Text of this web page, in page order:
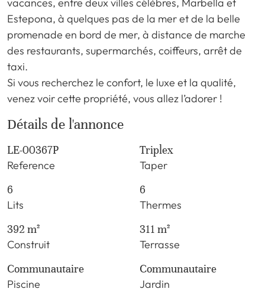
vacances, entre deux villes célèbres, Marbella et
Estepona, à quelques pas de la mer et de la belle
promenade en bord de mer, à distance de marche
des restaurants, supermarchés, coiffeurs, arrêt de
taxi.
Si vous recherchez le confort, le luxe et la qualité,
venez voir cette propriété, vous allez l’adorer !
Détails de l'annonce
LE-00367P
Reference
Triplex
Taper
6
Lits
6
Thermes
392 m²
Construit
311 m²
Terrasse
Communautaire
Piscine
Communautaire
Jardin